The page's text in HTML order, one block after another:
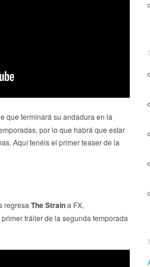
que terminará su andadura en la
por lo que habrá que estar
Aquí tenéis el primer teaser de la
regresa The Straina FX,
primer tráiler de la segunda temporada